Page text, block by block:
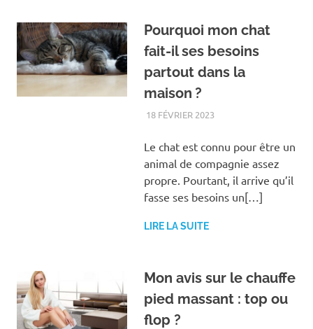
Pourquoi mon chat
fait-il ses besoins
partout dans la
maison ?
18 FÉVRIER 2023FAMILLE
Le chat est connu pour être un
animal de compagnie assez
propre. Pourtant, il arrive qu’il
fasse ses besoins un[…]
LIRE LA SUITE
Mon avis sur le chauffe
pied massant : top ou
flop ?